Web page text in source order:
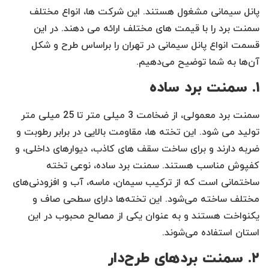
پانل سیمانی مشغول هستند. این شرکت ها، انواع مختلف
سمنت برد را با قیمت های مختلف ارائه می دهند. در این
قسمت انواع پانل سیمانی در تهران را براساس طرح و شکل
آن‌ها به شما توضیح می‌دهیم.
۱. سمنت برد ساده
سمنت برد معمولی، از ضخامت 3 میلی متر تا 25 میلی متر
تولید می شود. این تخته ها، مقاومت بالایی در برابر رطوبت و
ضربه دارند و برای ساخت سقف های کاذب، دیوارهای داخلی، و
کفپوش مناسب هستند. سمنت برد ساده، نوعی تخته
ساختمانی است که از ترکیب سیمان، ماسه، آب و افزودنی‌های
مختلف ساخته می‌شود. این تخته‌ها دارای سطحی صاف و
یکنواخت هستند و به عنوان یکی از مصالح محبوب در این
استان استفاده می‌شوند.
۲. سمنت بردهای طرح‌دار